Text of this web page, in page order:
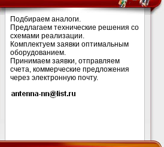
Подбираем аналоги.
Предлагаем технические решения со
схемами реализации.
Комплектуем заявки оптимальным
оборудованием.
Принимаем заявки, отправляем
счета, коммерческие предложения
через электронную почту.